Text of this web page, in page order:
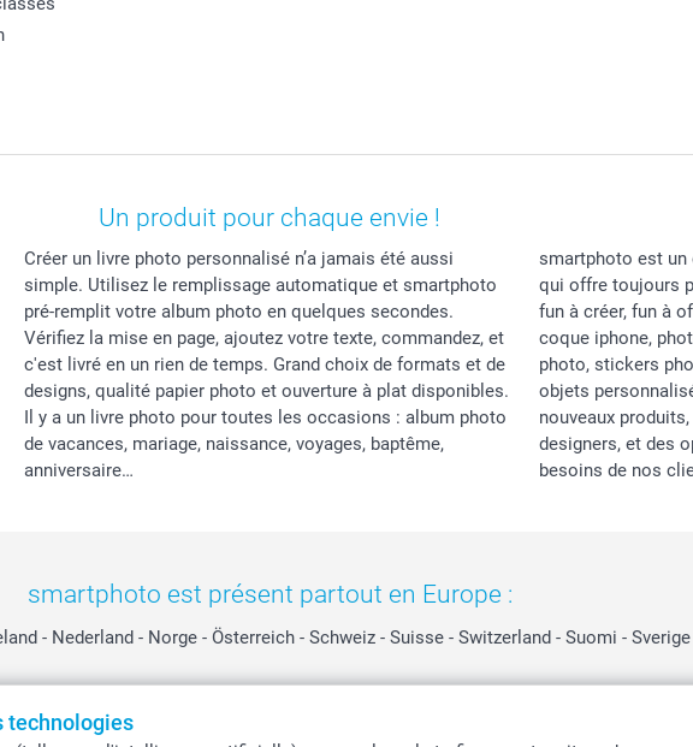
technologies
Un produit pour chaque envie !
Créer un livre photo personnalisé n’a jamais été aussi
simple. Utilisez le remplissage automatique et smartphoto
pré-remplit votre album photo en quelques secondes.
Vérifiez la mise en page, ajoutez votre texte, commandez, et
c'est livré en un rien de temps. Grand choix de formats et de
designs, qualité papier photo et ouverture à plat disponibles.
Il y a un livre photo pour toutes les occasions : album photo
de vacances, mariage, naissance, voyages, baptême,
anniversaire…
smartphoto est
qui offre toujours
fun à créer, fun à
coque iphone,
photo, stickers
objets
nouveaux
designers, et des
besoins de nos
smartphoto est présent partout en Europe :
- Nederland - Norge - Österreich - Schweiz - Suisse - Switzerland - Suomi - Sverige
Tous les prix sont en EURO (€), TVA incluse et hors frais de port.